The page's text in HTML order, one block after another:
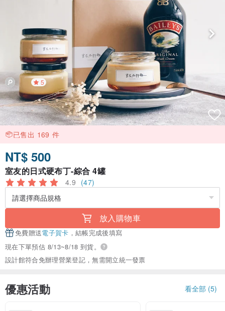
5
已售出 169 件
NT$ 500
室友的日式硬布丁-綜合 4罐
4.9 (47)
放入購物車
免費贈送電子賀卡 ，結帳完成後填寫
現在下單預估 8/13~8/18 到貨。
設計館符合免辦理營業登記，無需開立統一發票
優惠活動 看全部 (5)